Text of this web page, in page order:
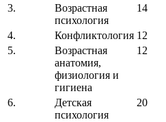
3.
Возрастная
психология
14
4. Конфликтология 12
5.
Возрастная
анатомия,
физиология и
гигиена
12
6.
Детская
психология
20